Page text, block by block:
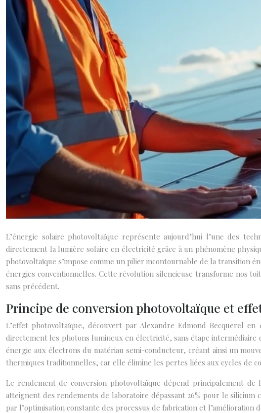
L’énergie solaire photovoltaïque représente aujourd’hui l’une des
directement la lumière solaire en électricité grâce à un phénomène
photovoltaïque s’impose comme un pilier incontournable de la transition
énergies conventionnelles. Cette révolution silencieuse transforme nos
sans précédent.
Principe de conversion photovoltaïque et
L’effet photovoltaïque, découvert par Alexandre Edmond Becquerel
directement les photons lumineux en électricité, sans étape
énergie aux électrons du matériau semi-conducteur, créant ainsi un
thermiques traditionnelles, car elle élimine les pertes liées aux cycles de
Le rendement de conversion photovoltaïque dépend principalement
atteignent des rendements de laboratoire dépassant 26% pour le silicium
par l’optimisation constante des processus de fabrication et l’amélioration